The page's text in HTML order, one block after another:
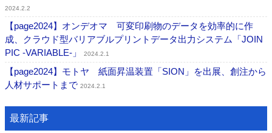
2024.2.2
【page2024】オンデオマ 可変印刷物のデータを効率的に作
成、クラウド型バリアブルプリントデータ出力システム「JOIN
PIC -VARIABLE-」
2024.2.1
【page2024】モトヤ 紙面昇温装置「SION」を出展、創注から
人材サポートまで 2024.2.1
最新記事